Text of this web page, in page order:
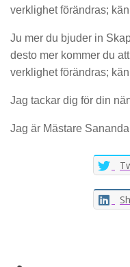
verklighet förändras;
Ju mer du bjuder in
desto mer kommer du
verklighet förändras;
Jag tackar dig för din
Jag är Mästare